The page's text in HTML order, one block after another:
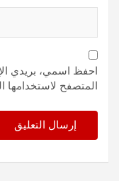
احفظ اسمي، بريدي
المتصفح لاستخدامها